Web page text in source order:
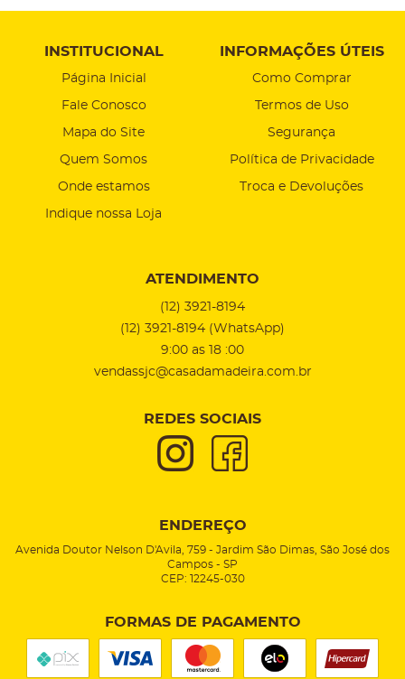
INSTITUCIONAL
Página Inicial
Fale Conosco
Mapa do Site
Quem Somos
Onde estamos
Indique nossa Loja
INFORMAÇÕES ÚTEIS
Como Comprar
Termos de Uso
Segurança
Política de Privacidade
Troca e Devoluções
ATENDIMENTO
(12) 3921-8194
(12) 3921-8194 (WhatsApp)
9:00 as 18 :00
vendassjc@casadamadeira.com.br
REDES SOCIAIS
ENDEREÇO
Avenida Doutor Nelson D'Avila, 759 - Jardim São Dimas, São José dos
Campos - SP
CEP: 12245-030
FORMAS DE PAGAMENTO